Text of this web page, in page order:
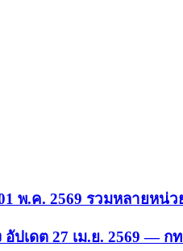
พ.ค. 2569 รวมหลายหน่ว
ปเดต 27 เม.ย. 2569 — ก